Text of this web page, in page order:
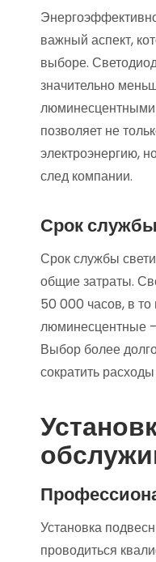
важный аспект,
выборе.
значительно
позволяет не
электроэнергию,
след компании.
Срок службы
Срок службы
общие затраты.
50 000 часов, в то
люминесцентные
Выбор более
сократить
Установка
проводиться